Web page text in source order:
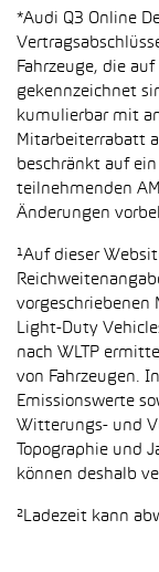
*Audi Q3 Online
Fahrzeuge, die
gekennzeichnet
kumulierbar mit
Mitarbeiterrabatt
beschränkt auf ein
teilnehmenden
Änderungen
¹Auf dieser
vorgeschriebenen
Light-Duty
nach WLTP
von Fahrzeugen.
Emissionswerte
Witterungs- und
Topographie und
können deshalb
²Ladezeit kann